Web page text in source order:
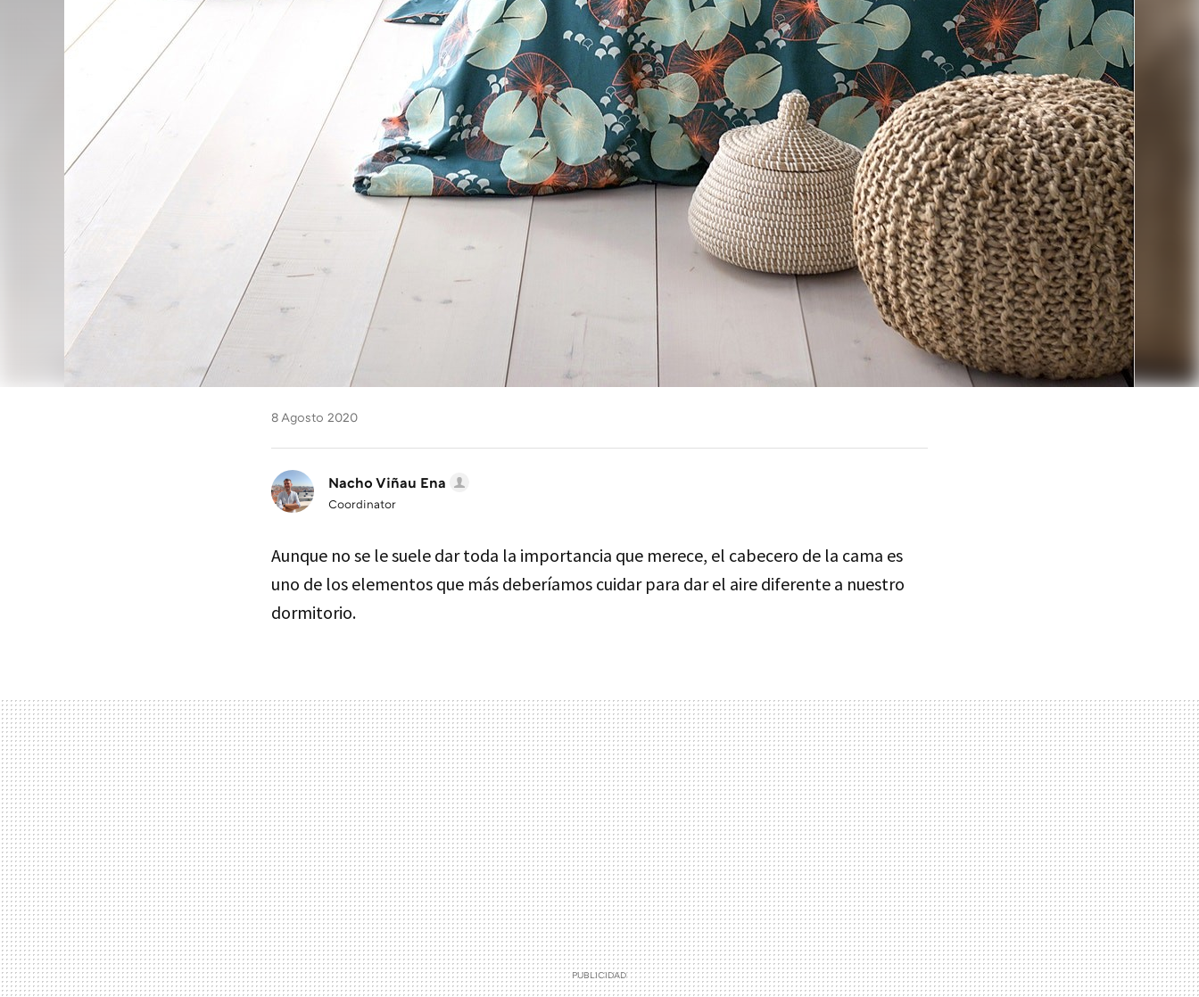
8 Agosto 2020
Nacho Viñau Ena
Coordinator
Aunque no se le suele dar toda la importancia que merece, el cabecero de la cama es
uno de los elementos que más deberíamos cuidar para dar el aire diferente a nuestro
dormitorio.